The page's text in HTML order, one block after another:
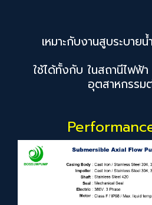
เหมาะกับงานสูบระบาย
ใช้ได้ทั้งกับ ในสถานีไฟฟ้
อุตสาหกรรม